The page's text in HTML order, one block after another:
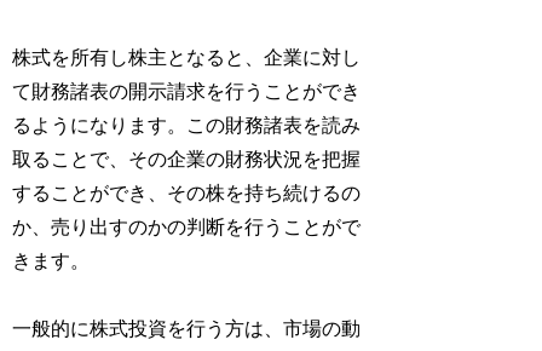
株式を所有し株主となると、企業に対し
て財務諸表の開示請求を行うことができ
るようになります。この財務諸表を読み
取ることで、その企業の財務状況を把握
することができ、その株を持ち続けるの
か、売り出すのかの判断を行うことがで
きます。
一般的に株式投資を行う方は、市場の動